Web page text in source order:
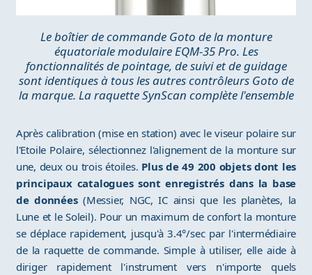
Le boîtier de commande Goto de la monture
équatoriale modulaire EQM-35 Pro. Les
fonctionnalités de pointage, de suivi et de guidage
sont identiques à tous les autres contrôleurs Goto de
la marque. La raquette SynScan complète l'ensemble
Après calibration (mise en station) avec le viseur polaire sur
l'Etoile Polaire, sélectionnez l'alignement de la monture sur
une, deux ou trois étoiles. Plus de 49 200 objets dont les
principaux catalogues sont enregistrés dans la base
de données(Messier, NGC, IC ainsi que les planètes, la
Lune et le Soleil). Pour un maximum de confort la monture
se déplace rapidement, jusqu'à 3.4°/sec par l'intermédiaire
de la raquette de commande. Simple à utiliser, elle aide à
diriger rapidement l'instrument vers n'importe quels